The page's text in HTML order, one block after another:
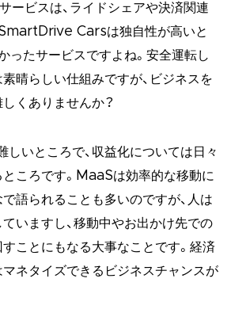
ービスは、ライドシェアや決済関連
SmartDrive Carsは独自性が高いと
ったサービスですよね。安全運転し
晴らしい仕組みですが、ビジネスを
くありませんか？
しいところで、収益化については日々
ころです。MaaSは効率的な移動に
語られることも多いのですが、人は
いますし、移動中やお出かけ先での
ことにもなる大事なことです。経済
ネタイズできるビジネスチャンスが